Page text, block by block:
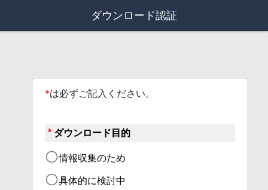
ダウンロード認証
*は必ずご記入ください。
* ダウンロード目的
情報収集のため
具体的に検討中